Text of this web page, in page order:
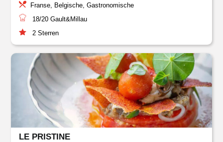
Franse, Belgische, Gastronomische
18/20 Gault&Millau
2 Sterren
LE PRISTINE